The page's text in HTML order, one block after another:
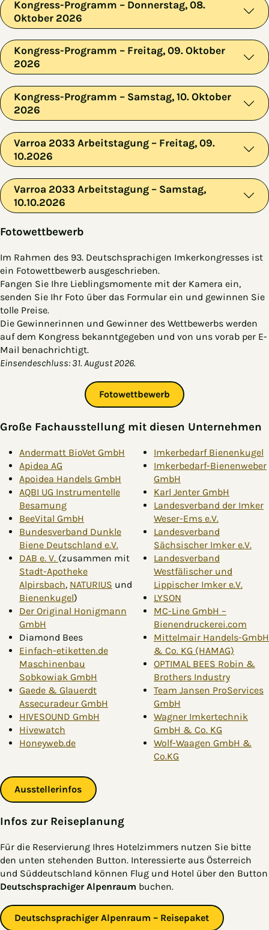
Kongress-Programm – Donnerstag, 08.
Oktober 2026
Kongress-Programm – Freitag, 09. Oktober
2026
Kongress-Programm – Samstag, 10. Oktober
2026
Varroa 2033 Arbeitstagung – Freitag, 09.
10.2026
Varroa 2033 Arbeitstagung – Samstag,
10.10.2026
Fotowettbewerb
Im Rahmen des 93. Deutschsprachigen Imkerkongresses ist
ein Fotowettbewerb ausgeschrieben.
Fangen Sie Ihre Lieblingsmomente mit der Kamera ein,
senden Sie Ihr Foto über das Formular ein und gewinnen Sie
tolle Preise.
Die Gewinnerinnen und Gewinner des Wettbewerbs werden
auf dem Kongress bekanntgegeben und von uns vorab per E-
Mail benachrichtigt.
Einsendeschluss: 31. August 2026.
Fotowettbewerb
Große Fachausstellung mit diesen Unternehmen
Andermatt BioVet GmbH
Apidea AG
Apoidea Handels GmbH
AQBI UG Instrumentelle
Besamung
BeeVital GmbH
Bundesverband Dunkle
Biene Deutschland e.V.
DAB e. V. (zusammen mit
Stadt-Apotheke
Alpirsbach, NATURIUS und
Bienenkugel)
Der Original Honigmann
GmbH
Diamond Bees
Einfach-etiketten.de
Maschinenbau
Sobkowiak GmbH
Gaede & Glauerdt
Assecuradeur GmbH
HIVESOUND GmbH
Hivewatch
Honeyweb.de
Imkerbedarf Bienenkugel
Imkerbedarf-Bienenweber
GmbH
Karl Jenter GmbH
Landesverband der Imker
Weser-Ems e.V.
Landesverband
Sächsischer Imker e.V.
Landesverband
Westfälischer und
Lippischer Imker e.V.
LYSON
MC-Line GmbH –
Bienendruckerei.com
Mittelmair Handels-GmbH
& Co. KG (HAMAG)
OPTIMAL BEES Robin &
Brothers Industry
Team Jansen ProServices
GmbH
Wagner Imkertechnik
GmbH & Co. KG
Wolf-Waagen GmbH &
Co.KG
Ausstellerinfos
Infos zur Reiseplanung
Für die Reservierung Ihres Hotelzimmers nutzen Sie bitte
den unten stehenden Button. Interessierte aus Österreich
und Süddeutschland können Flug und Hotel über den Button
Deutschsprachiger Alpenraum buchen.
Deutschsprachiger Alpenraum – Reisepaket